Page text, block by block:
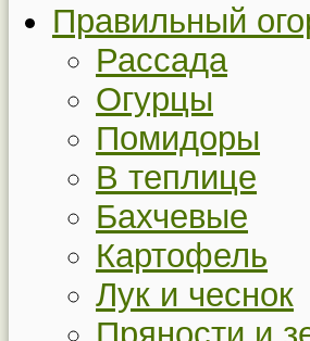
Правильный
Рассада
Огурцы
Помидоры
В теплице
Бахчевые
Картофель
Лук и чеснок